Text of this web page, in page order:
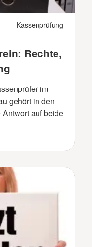
Kassenprüfung
Rechte,
im
gehört in den
auf beide